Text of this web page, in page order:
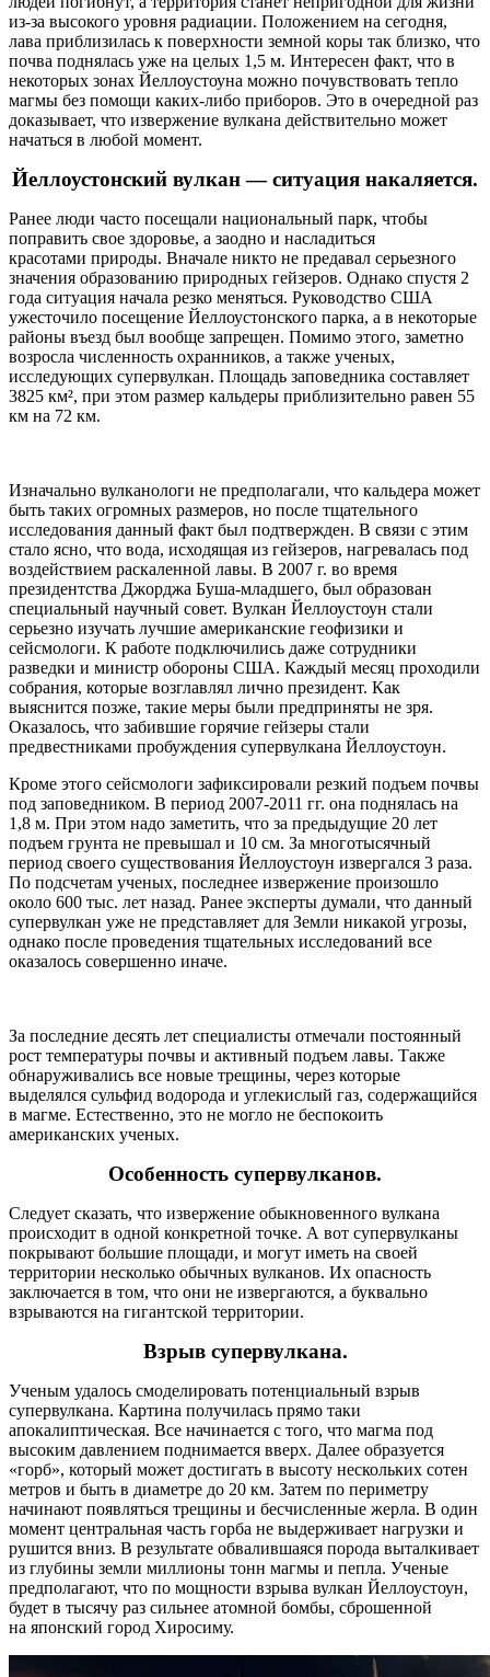
из-за высокого уровня радиации. Положением на сегодня,
лава приблизилась к поверхности земной коры так близко, что
почва поднялась уже на целых 1,5 м. Интересен факт, что в
некоторых зонах Йеллоустоуна можно почувствовать тепло
магмы без помощи каких-либо приборов. Это в очередной раз
доказывает, что извержение вулкана действительно может
начаться в любой момент.
Йеллоустонский вулкан — ситуация накаляется.
Ранее люди часто посещали национальный парк, чтобы
поправить свое здоровье, а заодно и насладиться
красотами природы. Вначале никто не предавал серьезного
значения образованию природных гейзеров. Однако спустя 2
года ситуация начала резко меняться. Руководство США
ужесточило посещение Йеллоустонского парка, а в некоторые
районы въезд был вообще запрещен. Помимо этого, заметно
возросла численность охранников, а также ученых,
исследующих супервулкан. Площадь заповедника составляет
3825 км², при этом размер кальдеры приблизительно равен 55
км на 72 км.
Изначально вулканологи не предполагали, что кальдера может
быть таких огромных размеров, но после тщательного
исследования данный факт был подтвержден. В связи с этим
стало ясно, что вода, исходящая из гейзеров, нагревалась под
воздействием раскаленной лавы. В 2007 г. во время
президентства Джорджа Буша-младшего, был образован
специальный научный совет. Вулкан Йеллоустоун стали
серьезно изучать лучшие американские геофизики и
сейсмологи. К работе подключились даже сотрудники
разведки и министр обороны США. Каждый месяц проходили
собрания, которые возглавлял лично президент. Как
выяснится позже, такие меры были предприняты не зря.
Оказалось, что забившие горячие гейзеры стали
предвестниками пробуждения супервулкана Йеллоустоун.
Кроме этого сейсмологи зафиксировали резкий подъем почвы
под заповедником. В период 2007-2011 гг. она поднялась на
1,8 м. При этом надо заметить, что за предыдущие 20 лет
подъем грунта не превышал и 10 см. За многотысячный
период своего существования Йеллоустоун извергался 3 раза.
По подсчетам ученых, последнее извержение произошло
около 600 тыс. лет назад. Ранее эксперты думали, что данный
супервулкан уже не представляет для Земли никакой угрозы,
однако после проведения тщательных исследований все
оказалось совершенно иначе.
За последние десять лет специалисты отмечали постоянный
рост температуры почвы и активный подъем лавы. Также
обнаруживались все новые трещины, через которые
выделялся сульфид водорода и углекислый газ, содержащийся
в магме. Естественно, это не могло не беспокоить
американских ученых.
Особенность супервулканов.
Следует сказать, что извержение обыкновенного вулкана
происходит в одной конкретной точке. А вот супервулканы
покрывают большие площади, и могут иметь на своей
территории несколько обычных вулканов. Их опасность
заключается в том, что они не извергаются, а буквально
взрываются на гигантской территории.
Взрыв супервулкана.
Ученым удалось смоделировать потенциальный взрыв
супервулкана. Картина получилась прямо таки
апокалиптическая. Все начинается с того, что магма под
высоким давлением поднимается вверх. Далее образуется
«горб», который может достигать в высоту нескольких сотен
метров и быть в диаметре до 20 км. Затем по периметру
начинают появляться трещины и бесчисленные жерла. В один
момент центральная часть горба не выдерживает нагрузки и
рушится вниз. В результате обвалившаяся порода выталкивает
из глубины земли миллионы тонн магмы и пепла. Ученые
предполагают, что по мощности взрыва вулкан Йеллоустоун,
будет в тысячу раз сильнее атомной бомбы, сброшенной
на японский город Хиросиму.